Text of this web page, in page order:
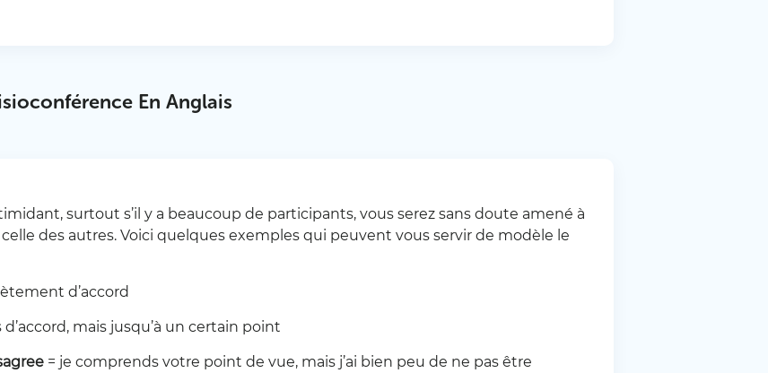
En Anglais
surtout s’il y a beaucoup de participants, vous serez sans doute amené à
des autres. Voici quelques exemples qui peuvent vous servir de modèle le
d’accord
d’accord, mais jusqu’à un certain point
= je comprends votre point de vue, mais j’ai bien peu de ne pas être